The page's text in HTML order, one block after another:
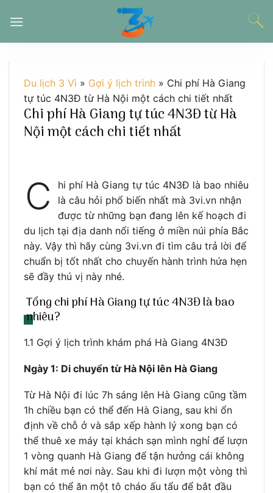
đến
Du lịch 3 Vì » Gợi ý lịch trình » Chi phí Hà Giang
tự túc 4N3Đ từ Hà Nội một cách chi tiết nhất
Chi phí Hà Giang tự túc 4N3Đ từ Hà
Nội một cách chi tiết nhất
C
hi phí Hà Giang tự túc 4N3Đ là bao nhiêu
là câu hỏi phổ biến nhất mà 3vi.vn nhận
được từ những bạn đang lên kế hoạch đi
du lịch tại địa danh nổi tiếng ở miền núi phía Bắc
này. Vậy thì hãy cùng 3vi.vn đi tìm câu trả lời để
chuẩn bị tốt nhất cho chuyến hành trình hứa hẹn
sẽ đầy thú vị này nhé.
Tổng chi phí Hà Giang tự túc 4N3Đ là bao
nhiêu?
1.1 Gợi ý lịch trình khám phá Hà Giang 4N3Đ
Ngày 1: Di chuyển từ Hà Nội lên Hà Giang
Từ Hà Nội đi lúc 7h sáng lên Hà Giang cũng tầm
1h chiều bạn có thể đến Hà Giang, sau khi ổn
định về chỗ ở và sắp xếp hành lý xong bạn có
thể thuê xe máy tại khách sạn mình nghỉ để lượn
1 vòng quanh Hà Giang để tận hưởng cái không
khí mát mẻ nơi này. Sau khi đi lượn một vòng thì
bạn có thể ăn một tô cháo ấu tẩu để bắt đầu